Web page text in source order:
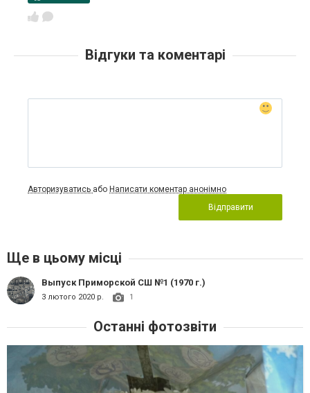
Відгуки та коментарі
Авторизуватись або Написати коментар анонімно
Відправити
Ще в цьому місці
Выпуск Приморской СШ №1 (1970 г.)
3 лютого 2020 р. 1
Останні фотозвіти